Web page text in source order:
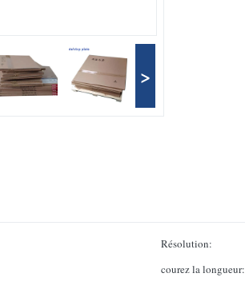
>
Résolution:
courez la longueur: